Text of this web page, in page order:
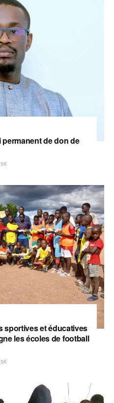
de don de
sportives et éducatives
les écoles de football